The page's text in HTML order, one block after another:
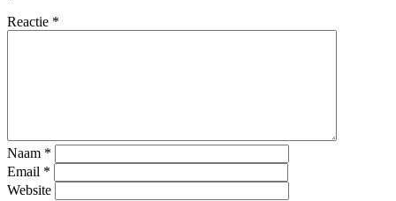
Reactie *
Naam *
Email *
Website